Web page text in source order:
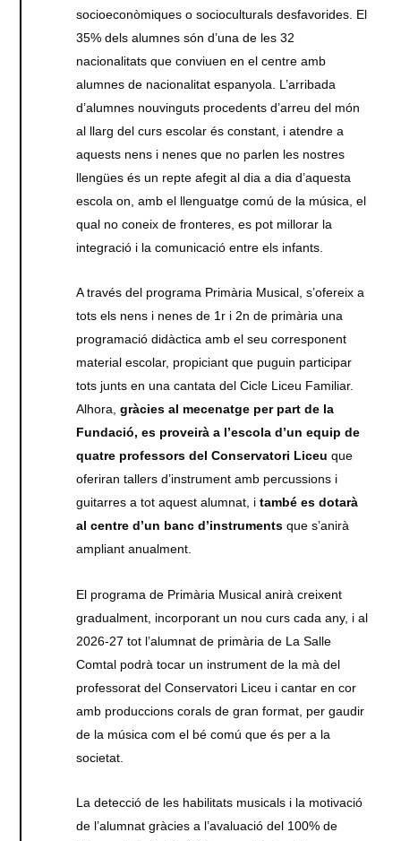
socioeconòmiques o socioculturals desfavorides. El
35% dels alumnes són d’una de les 32
nacionalitats que conviuen en el centre amb
alumnes de nacionalitat espanyola. L’arribada
d’alumnes nouvinguts procedents d’arreu del món
al llarg del curs escolar és constant, i atendre a
aquests nens i nenes que no parlen les nostres
llengües és un repte afegit al dia a dia d’aquesta
escola on, amb el llenguatge comú de la música, el
qual no coneix de fronteres, es pot millorar la
integració i la comunicació entre els infants.
A través del programa Primària Musical, s’ofereix a
tots els nens i nenes de 1r i 2n de primària una
programació didàctica amb el seu corresponent
material escolar, propiciant que puguin participar
tots junts en una cantata del Cicle Liceu Familiar.
Alhora,gràcies al mecenatge per part de la
Fundació, es proveirà a l’escola d’un equip de
quatre professors del Conservatori Liceu que
oferiran tallers d’instrument amb percussions i
guitarres a tot aquest alumnat, itambé es dotarà
al centre d’un banc d’instruments que s’anirà
ampliant anualment.
El programa de Primària Musical anirà creixent
gradualment, incorporant un nou curs cada any, i al
2026-27 tot l’alumnat de primària de La Salle
Comtal podrà tocar un instrument de la mà del
professorat del Conservatori Liceu i cantar en cor
amb produccions corals de gran format, per gaudir
de la música com el bé comú que és per a la
societat.
La detecció de les habilitats musicals i la motivació
de l’alumnat gràcies a l’avaluació del 100% de